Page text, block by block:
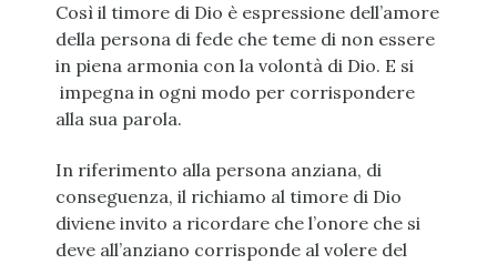
Così il timore di Dio è espressione dell’amore
della persona di fede che teme di non essere
in piena armonia con la volontà di Dio. E si
impegna in ogni modo per corrispondere
alla sua parola.
In riferimento alla persona anziana, di
conseguenza, il richiamo al timore di Dio
diviene invito a ricordare che l’onore che si
deve all’anziano corrisponde al volere del